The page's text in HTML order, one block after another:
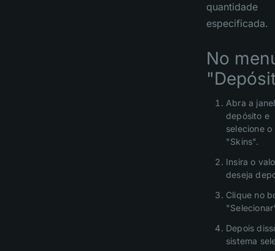
quantidade
especificada.
No
Abra a
depósito e
selecione
"Skins".
Insira o
deseja
Clique no
Depois
sistema